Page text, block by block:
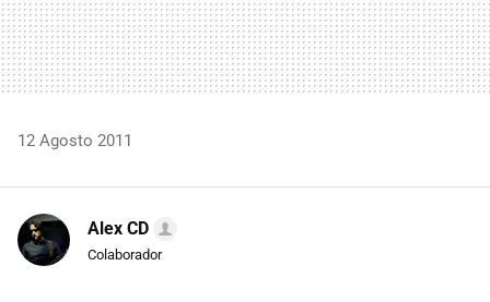
12 Agosto 2011
Alex CD
Colaborador